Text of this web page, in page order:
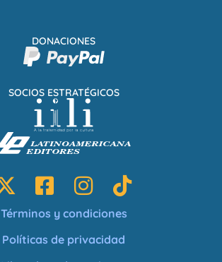
SOCIOS ESTRATÉGICOS
DONACIONES
Términos y condiciones
Políticas de privacidad